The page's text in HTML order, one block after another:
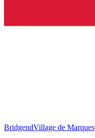
BridgendVillage de Marques